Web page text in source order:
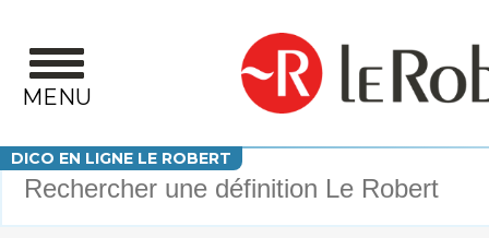
MENU
DICO EN LIGNE LE ROBERT
Votre recherche